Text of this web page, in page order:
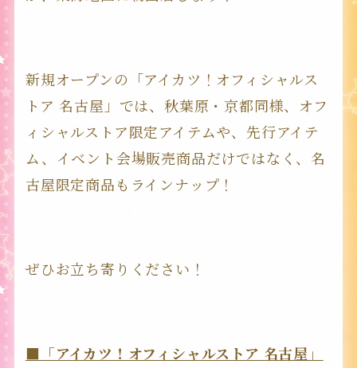
新規オープンの「アイカツ！オフィシャルス
トア 名古屋」では、秋葉原・京都同様、オフ
ィシャルストア限定アイテムや、先行アイテ
ム、イベント会場販売商品だけではなく、名
古屋限定商品もラインナップ！
ぜひお立ち寄りください！
■「アイカツ！オフィシャルストア 名古屋」